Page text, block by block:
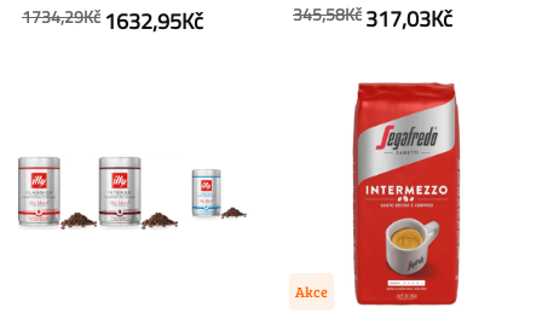
1632,95Kč
1734,29Kč 317,03Kč
345,58Kč
Akce